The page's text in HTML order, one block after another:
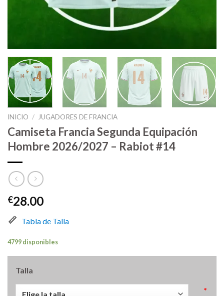
INICIO / JUGADORES DE FRANCIA
Camiseta Francia Segunda Equipación
Hombre 2026/2027 – Rabiot #14
€28.00
Tabla de Talla
4799 disponibles
Talla
*